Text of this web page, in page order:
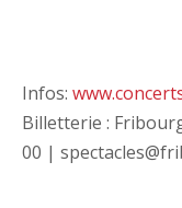
Infos:
Billetterie :
00 |